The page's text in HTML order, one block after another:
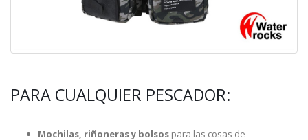
PARA CUALQUIER PESCADOR:
Mochilas, riñoneras y bolsos para las cosas de